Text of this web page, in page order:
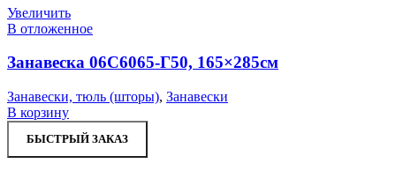
Увеличить
В отложенное
Занавеска 06С6065-Г50, 165×285см
Занавески, тюль (шторы), Занавески
В корзину
БЫСТРЫЙ ЗАКАЗ